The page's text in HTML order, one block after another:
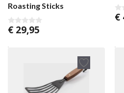
Roasting Sticks
0
n
€ 29,95
0
€